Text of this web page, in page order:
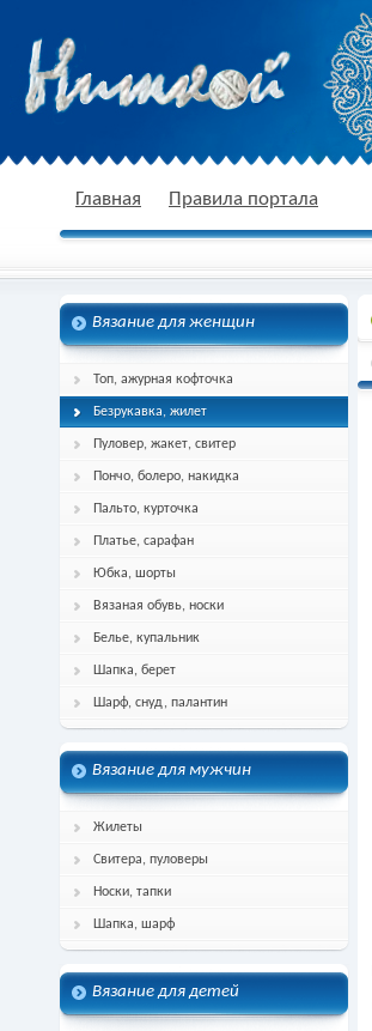
спицами, схема и описание
Главная Правила портала
Вязание для женщин
Топ, ажурная кофточка
Безрукавка, жилет
Пуловер, жакет, свитер
Пончо, болеро, накидка
Пальто, курточка
Платье, сарафан
Юбка, шорты
Вязаная обувь, носки
Белье, купальник
Шапка, берет
Шарф, снуд, палантин
Вязание для мужчин
Жилеты
Свитера, пуловеры
Носки, тапки
Шапка, шарф
Вязание для детей